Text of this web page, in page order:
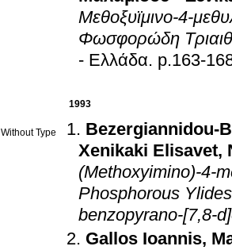
Μεθοξυϊμινο-4-
Φωσφορώδη
- Ελλάδα. p.163-
1993
Without Type
Bezergiannidou-
Xenikaki Elisavet,
(Methoxyimino)-4-
Phosphorous
benzopyrano-[7,8-
Gallos Ioannis,